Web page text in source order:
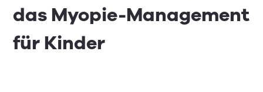
das Myopie-Management
für Kinder